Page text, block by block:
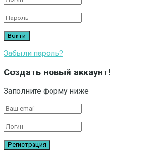
Забыли пароль?
Создать новый аккаунт!
Заполните форму ниже